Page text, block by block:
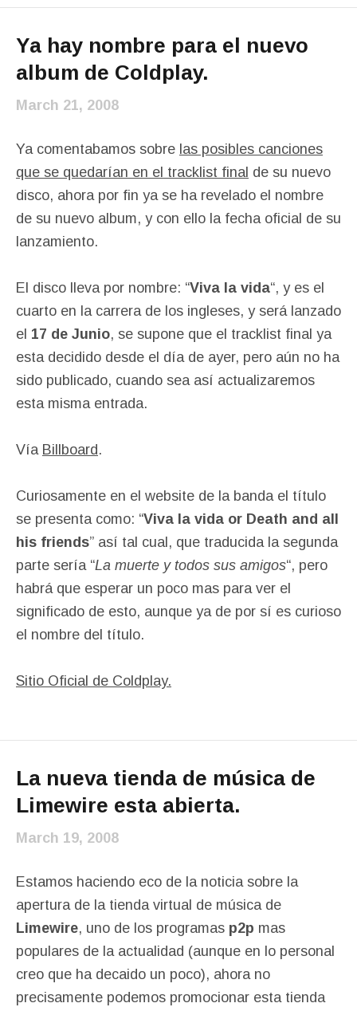
Ya hay nombre para el nuevo
album de Coldplay.
March 21, 2008
Ya comentabamos sobre las posibles canciones
que se quedarían en el tracklist final de su nuevo
disco, ahora por fin ya se ha revelado el nombre
de su nuevo album, y con ello la fecha oficial de su
lanzamiento.
El disco lleva por nombre: “Viva la vida“, y es el
cuarto en la carrera de los ingleses, y será lanzado
el 17 de Junio, se supone que el tracklist final ya
esta decidido desde el día de ayer, pero aún no ha
sido publicado, cuando sea así actualizaremos
esta misma entrada.
Vía Billboard .
Curiosamente en el website de la banda el título
se presenta como: “Viva la vida or Death and all
his friends” así tal cual, que traducida la segunda
parte sería “La muerte y todos sus amigos“, pero
habrá que esperar un poco mas para ver el
significado de esto, aunque ya de por sí es curioso
el nombre del título.
Sitio Oficial de Coldplay.
La nueva tienda de música de
Limewire esta abierta.
March 19, 2008
Estamos haciendo eco de la noticia sobre la
apertura de la tienda virtual de música de
Limewire, uno de los programas p2p mas
populares de la actualidad (aunque en lo personal
creo que ha decaido un poco), ahora no
precisamente podemos promocionar esta tienda